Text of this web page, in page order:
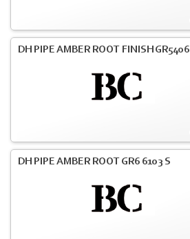
DH PIPE AMBER ROOT FINISH GR5406
DH PIPE AMBER ROOT GR6 6103 S